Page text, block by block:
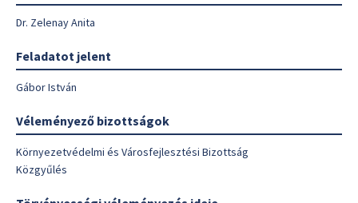
Dr. Zelenay Anita
Feladatot jelent
Gábor István
Véleményező bizottságok
Környezetvédelmi és Városfejlesztési Bizottság
Közgyűlés